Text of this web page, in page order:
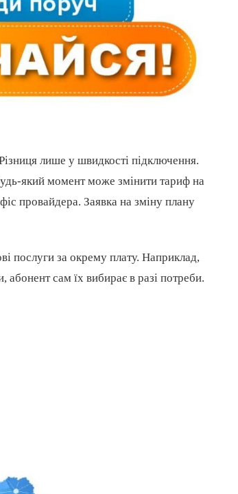
лише у швидкості підключення.
який момент може змінити тариф на
провайдера. Заявка на зміну плану
послуги за окрему плату. Наприклад,
абонент сам їх вибирає в разі потреби.